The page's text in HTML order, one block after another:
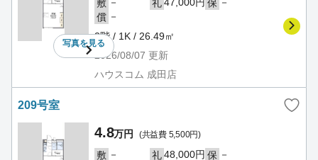
写真を見る
敷 礼 保
償 －
2階 / 1K / 26.49㎡
2026/08/07 更新
ハウスコム 成田店
209号室
4.8万円 (共益費 5,500円)
敷 － 礼48,000円 保 －